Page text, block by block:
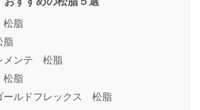
脂
脂
メンテ 松脂
脂
ルドフレックス 松脂